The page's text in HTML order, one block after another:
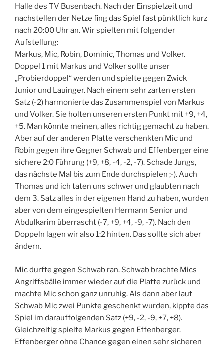
Halle des TV Busenbach. Nach der Einspielzeit und
nachstellen der Netze fing das Spiel fast pünktlich kurz
nach 20:00 Uhr an. Wir spielten mit folgender
Aufstellung:
Markus, Mic, Robin, Dominic, Thomas und Volker.
Doppel 1 mit Markus und Volker sollte unser
„Probierdoppel“ werden und spielte gegen Zwick
Junior und Lauinger. Nach einem sehr zarten ersten
Satz (-2) harmonierte das Zusammenspiel von Markus
und Volker. Sie holten unseren ersten Punkt mit +9, +4,
+5. Man könnte meinen, alles richtig gemacht zu haben.
Aber auf der anderen Platte verschenkten Mic und
Robin gegen ihre Gegner Schwab und Effenberger eine
sichere 2:0 Führung (+9, +8, -4, -2, -7). Schade Jungs,
das nächste Mal bis zum Ende durchspielen ;-). Auch
Thomas und ich taten uns schwer und glaubten nach
dem 3. Satz alles in der eigenen Hand zu haben, wurden
aber von dem eingespielten Hermann Senior und
Abdulkarim überrascht (-7, +9, +4, -9, -7). Nach den
Doppeln lagen wir also 1:2 hinten. Das sollte sich aber
ändern.
Mic durfte gegen Schwab ran. Schwab brachte Mics
Angriffsbälle immer wieder auf die Platte zurück und
machte Mic schon ganz unruhig. Als dann aber laut
Schwab Mic zwei Punkte geschenkt wurden, kippte das
Spiel im darauffolgenden Satz (+9, -2, -9, +7, +8).
Gleichzeitig spielte Markus gegen Effenberger.
Effenberger ohne Chance gegen einen sehr sicheren